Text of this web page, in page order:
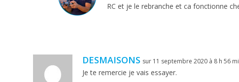
RC et je le rebranche et ca fonctionne
DESMAISONS sur 11 septembre 2020 à 8 h 56
Je te remercie je vais essayer.